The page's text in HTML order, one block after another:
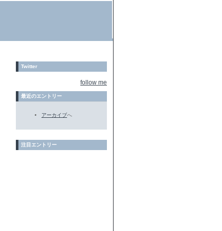
Twitter
follow me
最近のエントリー
アーカイブへ
注目エントリー